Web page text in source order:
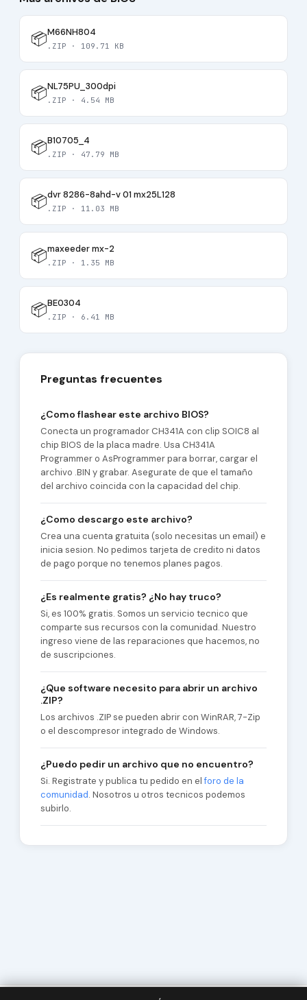
📦M66NH804
.ZIP · 109.71 KB
📦NL75PU_300dpi
.ZIP · 4.54 MB
📦B10705_4
.ZIP · 47.79 MB
📦dvr 8286-8ahd-v 01 mx25L128
.ZIP · 11.03 MB
📦maxeeder mx-2
.ZIP · 1.35 MB
📦BE0304
.ZIP · 6.41 MB
Preguntas frecuentes
¿Como flashear este archivo BIOS?
Conecta un programador CH341A con clip SOIC8 al
chip BIOS de la placa madre. Usa CH341A
Programmer o AsProgrammer para borrar, cargar el
archivo .BIN y grabar. Asegurate de que el tamaño
del archivo coincida con la capacidad del chip.
¿Como descargo este archivo?
Crea una cuenta gratuita (solo necesitas un email) e
inicia sesion. No pedimos tarjeta de credito ni datos
de pago porque no tenemos planes pagos.
¿Es realmente gratis? ¿No hay truco?
Si, es 100% gratis. Somos un servicio tecnico que
comparte sus recursos con la comunidad. Nuestro
ingreso viene de las reparaciones que hacemos, no
de suscripciones.
¿Que software necesito para abrir un archivo
.ZIP?
Los archivos .ZIP se pueden abrir con WinRAR, 7-Zip
o el descompresor integrado de Windows.
¿Puedo pedir un archivo que no encuentro?
Si. Registrate y publica tu pedido en elforo de la
comunidad. Nosotros u otros tecnicos podemos
subirlo.